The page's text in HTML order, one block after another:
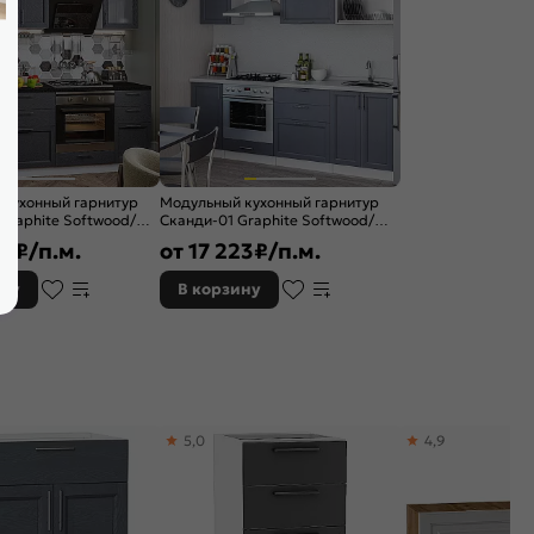
кухонный гарнитур
Graphite Softwood/
₽/п.м.
Модульный кухонный гарнитур
Сканди-01 Graphite Softwood/
Белый 2140x2200x600
от17 223₽/п.м.
В корзину
5,0 4,9